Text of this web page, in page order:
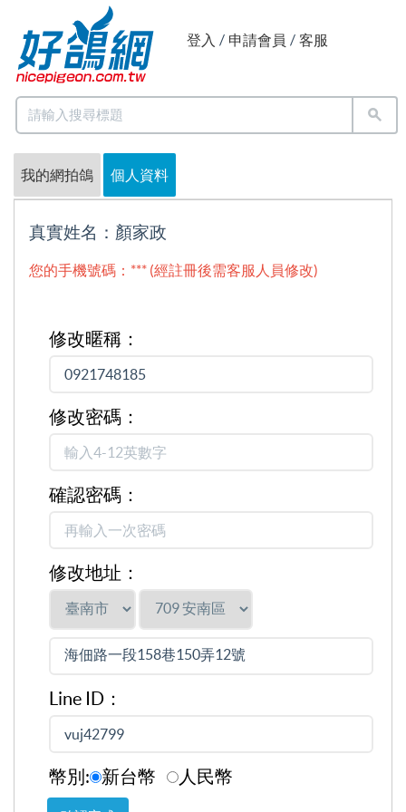
登入 / 申請會員 / 客服
我的網拍鴿 個人資料
真實姓名：顏家政
您的手機號碼：*** (經註冊後需客服人員修改)
修改暱稱：
修改密碼：
確認密碼：
修改地址：
Line ID：
幣別: 新台幣 人民幣